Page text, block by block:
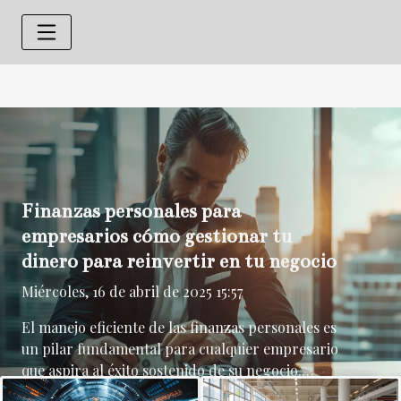
Finanzas personales para
empresarios cómo gestionar tu
dinero para reinvertir en tu negocio
Miércoles, 16 de abril de 2025 15:57
El manejo eficiente de las finanzas personales es
un pilar fundamental para cualquier empresario
que aspira al éxito sostenido de su negocio.
Aprender a gestionar los recursos económicos no